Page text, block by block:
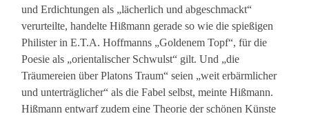
und Erdichtungen als „lächerlich und abgeschmackt“
verurteilte, handelte Hißmann gerade so wie die spießigen
Philister in E.T.A. Hoffmanns „Goldenem Topf“, für die
Poesie als „orientalischer Schwulst“ gilt. Und „die
Träumereien über Platons Traum“ seien „weit erbärmlicher
und unterträglicher“ als die Fabel selbst, meinte Hißmann.
Hißmann entwarf zudem eine Theorie der schönen Künste